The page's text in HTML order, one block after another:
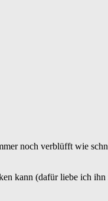
noch verblüfft wie
kann (dafür liebe ich